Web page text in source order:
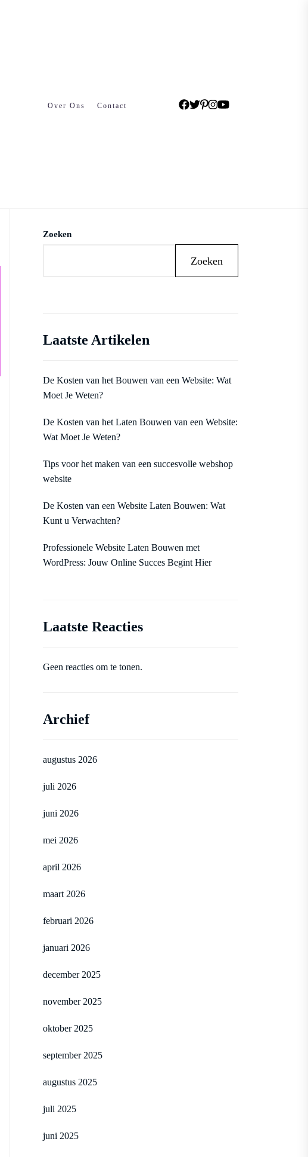
Over Ons Contact
Zoeken
Zoeken
Laatste Artikelen
De Kosten van het Bouwen van een Website: Wat
Moet Je Weten?
De Kosten van het Laten Bouwen van een Website:
Wat Moet Je Weten?
Tips voor het maken van een succesvolle webshop
website
De Kosten van een Website Laten Bouwen: Wat
Kunt u Verwachten?
Professionele Website Laten Bouwen met
WordPress: Jouw Online Succes Begint Hier
Laatste Reacties
Geen reacties om te tonen.
Archief
augustus 2026
juli 2026
juni 2026
mei 2026
april 2026
maart 2026
februari 2026
januari 2026
december 2025
november 2025
oktober 2025
september 2025
augustus 2025
juli 2025
juni 2025